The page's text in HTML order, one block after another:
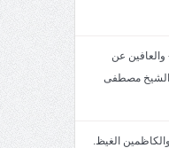
الجمعة: سمات المتقين: ٤- والعافين عن
2/1447,سماحة الشيخ مصطفى
المتقين: ٣- والكاظمين الغيظ.